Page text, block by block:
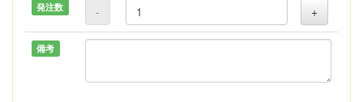
発注数 - +
備考